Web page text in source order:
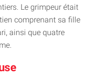
Le grimpeur était
comprenant sa fille
ainsi que quatre